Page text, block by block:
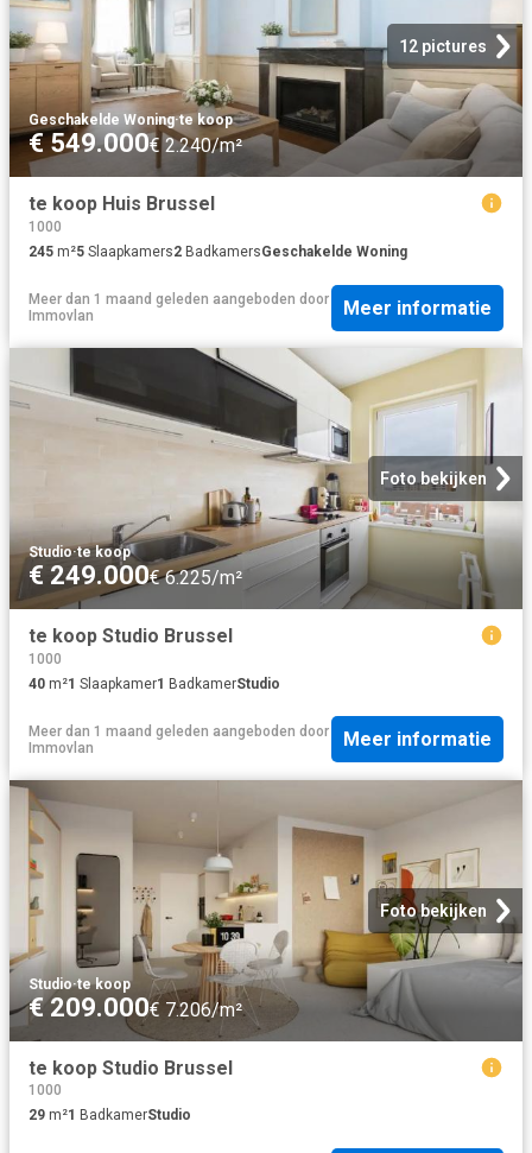
12 pictures
Geschakelde Woning·te koop
€ 549.000€ 2.240/m²
te koop Huis Brussel
1000
245 m²5 Slaapkamers2 BadkamersGeschakelde Woning
Meer dan 1 maand geleden aangeboden door
Immovlan
Meer informatie
Foto bekijken
Studio·te koop
€ 249.000€ 6.225/m²
te koop Studio Brussel
1000
40 m²1 Slaapkamer1 BadkamerStudio
Meer dan 1 maand geleden aangeboden door
Immovlan
Meer informatie
Foto bekijken
Studio·te koop
€ 209.000€ 7.206/m²
te koop Studio Brussel
1000
29 m²1 BadkamerStudio